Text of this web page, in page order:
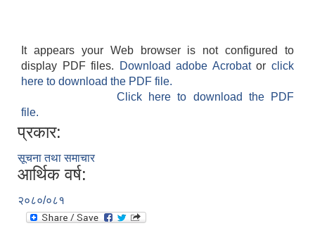
It appears your Web browser is not configured to
display PDF files.
Download adobe Acrobatorclick
here to download the PDF file.
Click here to download the PDF
file.
प्रकार:
सूचना तथा समाचार
आर्थिक वर्ष:
२०८०/०८१